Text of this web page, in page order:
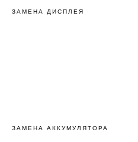
ЗАМЕНА ДИСПЛЕЯ
ЗАМЕНА АККУМУЛЯТОРА